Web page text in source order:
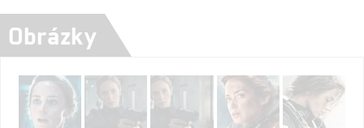
Obrázky